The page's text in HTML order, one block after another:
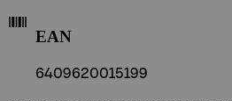
EAN
6409620015199